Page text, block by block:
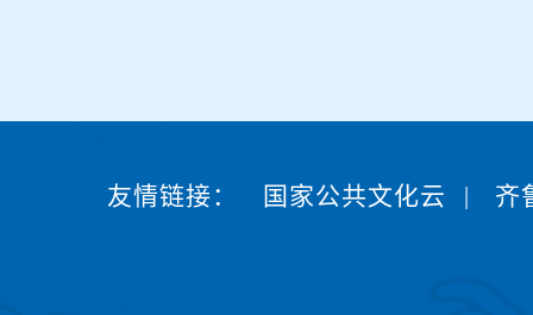
友情链接： 国家公共文化云 | 齐